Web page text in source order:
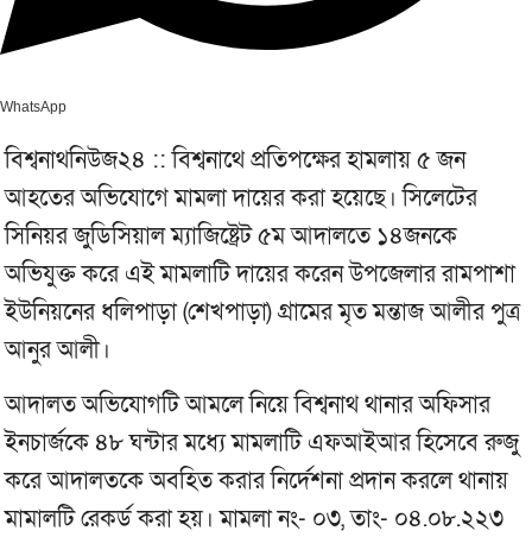
WhatsApp
বিশ্বনাথনিউজ২৪ :: বিশ্বনাথে প্রতিপক্ষের হামলায় ৫ জন
আহতের অভিযোগে মামলা দায়ের করা হয়েছে। সিলেটের
সিনিয়র জুডিসিয়াল ম্যাজিষ্ট্রেট ৫ম আদালতে ১৪জনকে
অভিযুক্ত করে এই মামলাটি দায়ের করেন উপজেলার রামপাশা
ইউনিয়নের ধলিপাড়া (শেখপাড়া) গ্রামের মৃত মন্তাজ আলীর পুত্র
আনুর আলী।
আদালত অভিযোগটি আমলে নিয়ে বিশ্বনাথ থানার অফিসার
ইনচার্জকে ৪৮ ঘন্টার মধ্যে মামলাটি এফআইআর হিসেবে রুজু
করে আদালতকে অবহিত করার নির্দেশনা প্রদান করলে থানায়
মামালটি রেকর্ড করা হয়। মামলা নং- ০৩, তাং- ০৪.০৮.২২৩